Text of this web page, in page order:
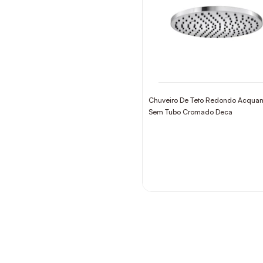
Chuveiro De Teto Redondo
Sem Tubo Cromado Deca